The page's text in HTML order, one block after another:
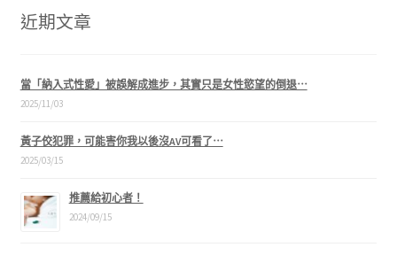
近期文章
當「納入式性愛」被誤解成進步，其實只是女性慾望的倒退⋯
2025/11/03
黃子佼犯罪，可能害你我以後沒AV可看了⋯
2025/03/15
推薦給初心者！
2024/09/15